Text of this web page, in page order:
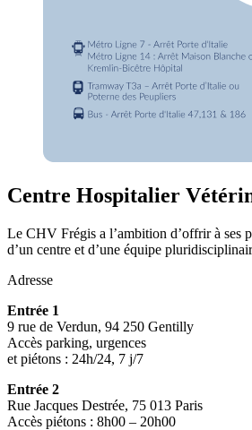
Centre Hospitalier
Le CHV Frégis a l’ambition d’offrir à ses
d’un centre et d’une équipe
Adresse
Entrée 1
9 rue de Verdun, 94 250 Gentilly
Accès parking, urgences
et piétons : 24h/24, 7 j/7
Entrée 2
Rue Jacques Destrée, 75 013 Paris
Accès piétons : 8h00 – 20h00